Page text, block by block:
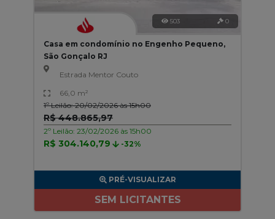
503 0
Casa em condomínio no Engenho Pequeno,
São Gonçalo RJ
Estrada Mentor Couto
66,0 m²
1º Leilão: 20/02/2026 às 15h00
R$ 448.865,97
2º Leilão: 23/02/2026 às 15h00
R$ 304.140,79 -32%
PRÉ-VISUALIZAR
SEM LICITANTES